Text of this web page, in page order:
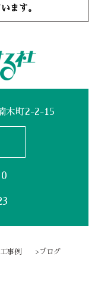
ます。
木町2-2-15
事例 ブログ